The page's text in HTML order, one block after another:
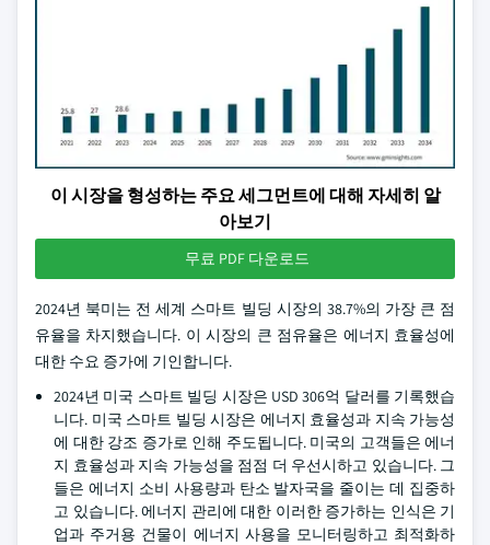
이 시장을 형성하는 주요 세그먼트에 대해 자세히 알
아보기
무료 PDF 다운로드
2024년 북미는 전 세계 스마트 빌딩 시장의 38.7%의 가장 큰 점
유율을 차지했습니다. 이 시장의 큰 점유율은 에너지 효율성에
대한 수요 증가에 기인합니다.
2024년 미국 스마트 빌딩 시장은 USD 306억 달러를 기록했습
니다. 미국 스마트 빌딩 시장은 에너지 효율성과 지속 가능성
에 대한 강조 증가로 인해 주도됩니다. 미국의 고객들은 에너
지 효율성과 지속 가능성을 점점 더 우선시하고 있습니다. 그
들은 에너지 소비 사용량과 탄소 발자국을 줄이는 데 집중하
고 있습니다. 에너지 관리에 대한 이러한 증가하는 인식은 기
업과 주거용 건물이 에너지 사용을 모니터링하고 최적화하